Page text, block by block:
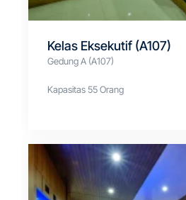
Kelas Eksekutif (A107)
Gedung A (A107)
Kapasitas 55 Orang